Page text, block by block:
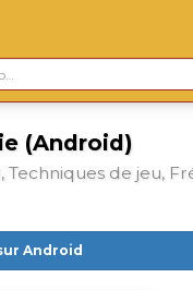
(Android)
Techniques de jeu,
Android